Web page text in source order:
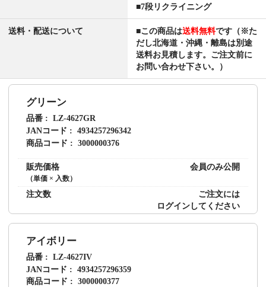
■7段リクライニング
送料・配送について ■この商品は送料無料です（※た
だし北海道・沖縄・離島は別途
送料お見積します。ご注文前に
お問い合わせ下さい。）
グリーン
品番
LZ-4627GR
JANコード
4934257296342
商品コード
3000000376
販売価格
（単価 × 入数）
会員のみ公開
注文数
ご注文には
ログインしてください
アイボリー
品番
LZ-4627IV
JANコード
4934257296359
商品コード
3000000377